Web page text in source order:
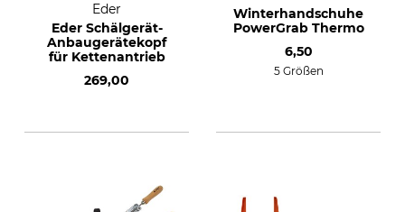
Eder
Eder Schälgerät-
Anbaugerätekopf
für Kettenantrieb
269,00
Winterhandschuhe
PowerGrab Thermo
6,50
5 Größen